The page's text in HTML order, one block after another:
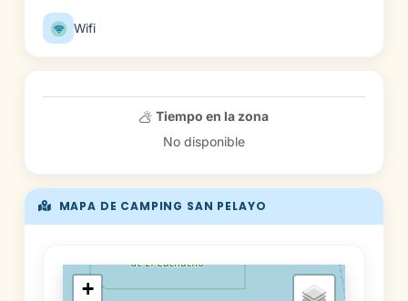
Wifi
MAPA DE CAMPING SAN PELAYO
+
Tiempo en la zona
No disponible